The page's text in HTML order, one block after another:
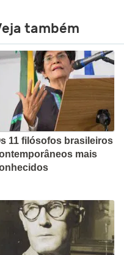
também
11 filósofos brasileiros
mais